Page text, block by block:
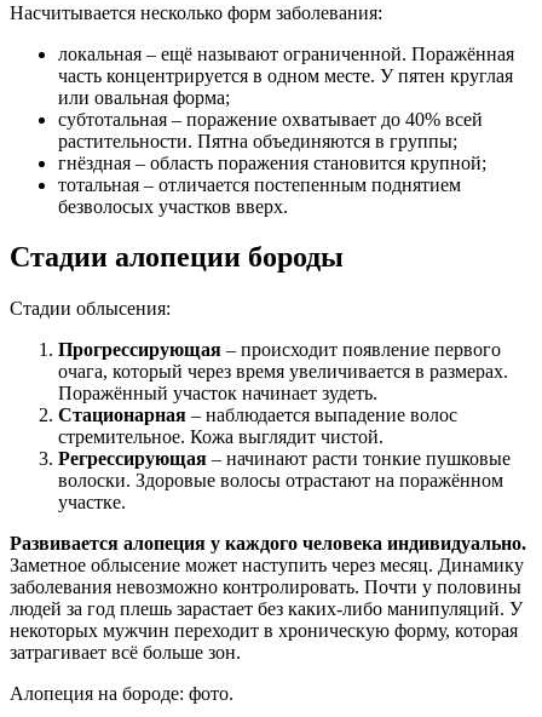
Насчитывается несколько форм заболевания:
локальная – ещё называют ограниченной. Поражённая
часть концентрируется в одном месте. У пятен круглая
или овальная форма;
субтотальная – поражение охватывает до 40% всей
растительности. Пятна объединяются в группы;
гнёздная – область поражения становится крупной;
тотальная – отличается постепенным поднятием
безволосых участков вверх.
Стадии алопеции бороды
Стадии облысения:
Прогрессирующая – происходит появление первого
очага, который через время увеличивается в размерах.
Поражённый участок начинает зудеть.
Стационарная – наблюдается выпадение волос
стремительное. Кожа выглядит чистой.
Регрессирующая – начинают расти тонкие пушковые
волоски. Здоровые волосы отрастают на поражённом
участке.
Развивается алопеция у каждого человека индивидуально.
Заметное облысение может наступить через месяц. Динамику
заболевания невозможно контролировать. Почти у половины
людей за год плешь зарастает без каких-либо манипуляций. У
некоторых мужчин переходит в хроническую форму, которая
затрагивает всё больше зон.
Алопеция на бороде: фото.